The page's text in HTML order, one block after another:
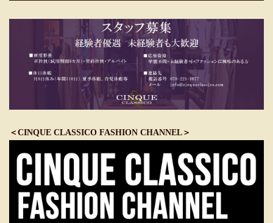
＜CINQUE CLASSICO FASHION CHANNEL＞